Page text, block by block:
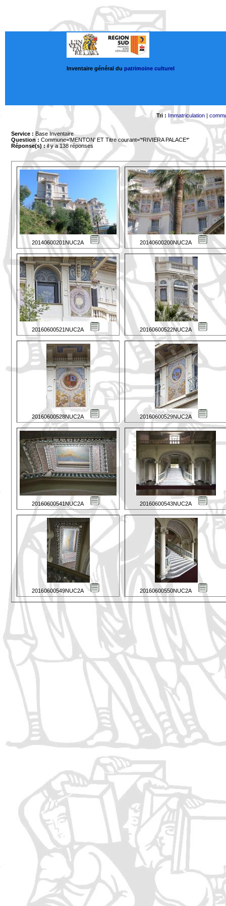
Inventaire général du patrimoine culturel
Tri : Immatriculation|
Service : Base Inventaire
Question : Commune='MENTON' ET Titre courant='*RIVIERA PALACE*'
Réponse(s) :il y a 138 réponses
20140600201NUC2A 20140600200NUC2A
20160600521NUC2A 20160600522NUC2A
20160600528NUC2A 20160600529NUC2A
20160600541NUC2A 20160600543NUC2A
20160600549NUC2A 20160600550NUC2A